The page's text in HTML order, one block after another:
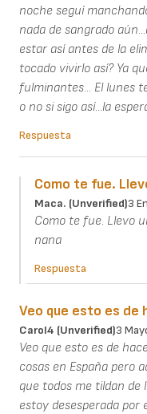
noche seguí
nada de sangrado
estar así antes de la
tocado vivirlo así? Ya
fulminantes... El lunes
o no si sigo así...la
Respuesta
Como te fue.
Maca. (unverified)3
Como te fue. Llevo
nana
Respuesta
Veo que esto es de
Carol4 (unverified)3
Veo que esto es de
cosas en España pero
que todos me tildan de
estoy desesperada por